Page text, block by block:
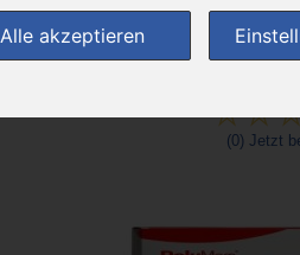
Alle akzeptieren
(0) Jetzt